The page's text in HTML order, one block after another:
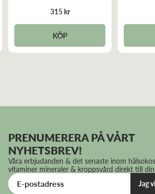
315 kr
KÖP
PRENUMERERA PÅ VÅRT
NYHETSBREV!
Våra erbjudanden & det senaste inom
vitaminer mineraler & kroppsvård direkt till
Jag